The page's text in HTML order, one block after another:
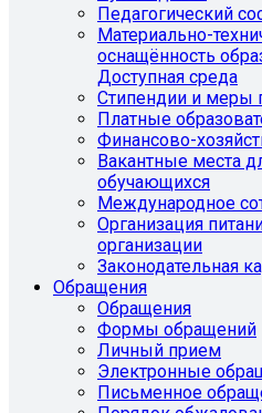
Педагогический
Материально-
оснащённость
Доступная среда
Стипендии и меры
Платные
Финансово-
Вакантные места
обучающихся
Международное
Организация
организации
Законодательная
Обращения
Обращения
Формы обращений
Личный прием
Электронные
Письменное